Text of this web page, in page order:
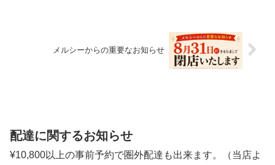
メルシーからの重要なお知らせ
配達に関するお知らせ
¥10,800以上の事前予約で圏外配達も出来ます。（当店よ